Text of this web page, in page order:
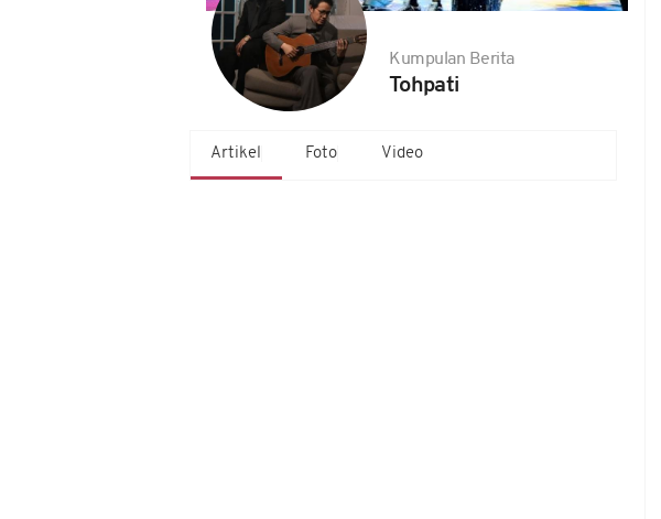
Kumpulan Berita
Tohpati
Artikel Foto Video